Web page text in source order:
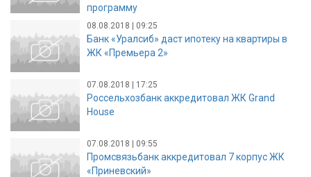
программу
08.08.2018 | 09:25
Банк «Уралсиб» даст ипотеку на квартиры в
ЖК «Премьера 2»
07.08.2018 | 17:25
Россельхозбанк аккредитовал ЖК Grand
House
07.08.2018 | 09:55
Промсвязьбанк аккредитовал 7 корпус ЖК
«Приневский»